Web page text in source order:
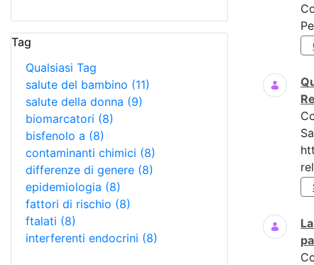
Tag
Qualsiasi Tag
salute del bambino (11)
salute della donna (9)
biomarcatori (8)
bisfenolo a (8)
contaminanti chimici (8)
differenze di genere (8)
epidemiologia (8)
fattori di rischio (8)
ftalati (8)
interferenti endocrini (8)